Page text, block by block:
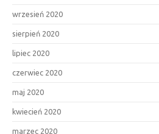
wrzesień 2020
sierpień 2020
lipiec 2020
czerwiec 2020
maj 2020
kwiecień 2020
marzec 2020